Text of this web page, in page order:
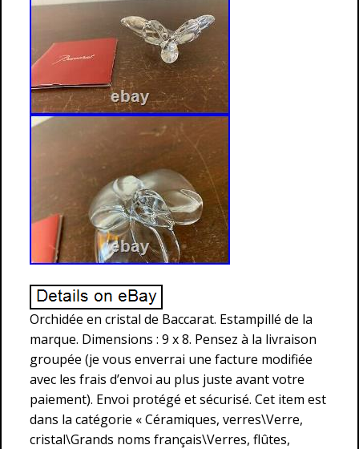
Orchidée en cristal de Baccarat. Estampillé de la
marque. Dimensions : 9 x 8. Pensez à la livraison
groupée (je vous enverrai une facture modifiée
avec les frais d’envoi au plus juste avant votre
paiement). Envoi protégé et sécurisé. Cet item est
dans la catégorie « Céramiques, verres\Verre,
cristal\Grands noms français\Verres, flûtes,